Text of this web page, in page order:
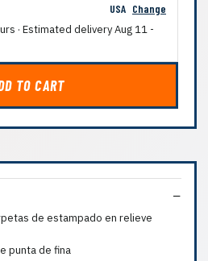
USA Change
· Estimated deliveryAug 11 -
TO CART
de estampado en relieve
punta de fina